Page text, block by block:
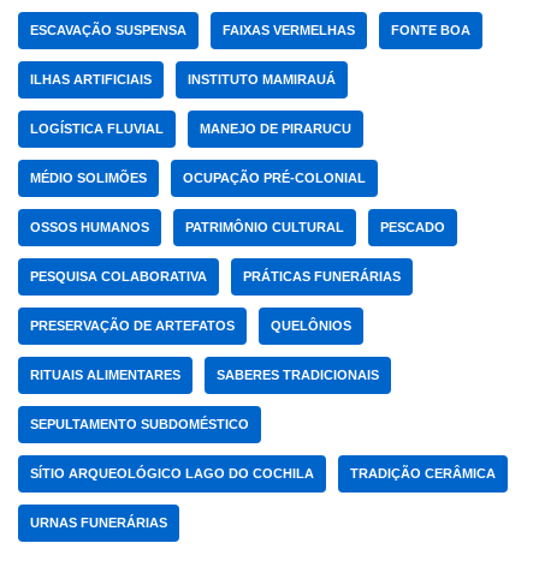
ESCAVAÇÃO SUSPENSA FAIXAS VERMELHAS FONTE BOA
ILHAS ARTIFICIAIS INSTITUTO MAMIRAUÁ
LOGÍSTICA FLUVIAL MANEJO DE PIRARUCU
MÉDIO SOLIMÕES OCUPAÇÃO PRÉ-COLONIAL
OSSOS HUMANOS PATRIMÔNIO CULTURAL PESCADO
PESQUISA COLABORATIVA PRÁTICAS FUNERÁRIAS
PRESERVAÇÃO DE ARTEFATOS QUELÔNIOS
RITUAIS ALIMENTARES SABERES TRADICIONAIS
SEPULTAMENTO SUBDOMÉSTICO
SÍTIO ARQUEOLÓGICO LAGO DO COCHILA TRADIÇÃO CERÂMICA
URNAS FUNERÁRIAS